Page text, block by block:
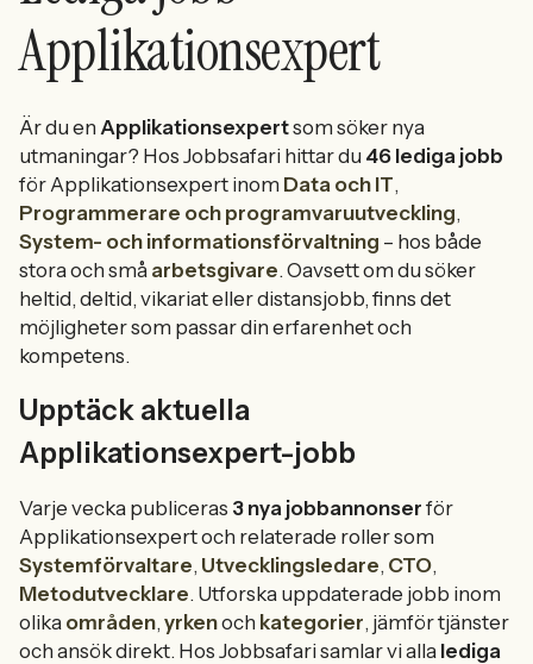
Applikationsexpert
Är du en Applikationsexpertsom söker nya
utmaningar? Hos Jobbsafari hittar du 46 lediga jobb
för Applikationsexpert inom Data och IT,
Programmerare och programvaruutveckling,
System- och informationsförvaltning – hos både
stora och små arbetsgivare. Oavsett om du söker
heltid, deltid, vikariat eller distansjobb, finns det
möjligheter som passar din erfarenhet och
kompetens.
Upptäck aktuella
Applikationsexpert-jobb
Varje vecka publiceras 3 nya jobbannonser för
Applikationsexpert och relaterade roller som
Systemförvaltare, Utvecklingsledare, CTO,
Metodutvecklare. Utforska uppdaterade jobb inom
olika områden,yrkenoch kategorier, jämför tjänster
och ansök direkt. Hos Jobbsafari samlar vi alla lediga